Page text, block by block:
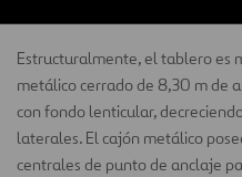
Estructuralmente, el tablero es
metálico cerrado de 8,30 m de
con fondo lenticular,
laterales. El cajón metálico
centrales de punto de anclaje